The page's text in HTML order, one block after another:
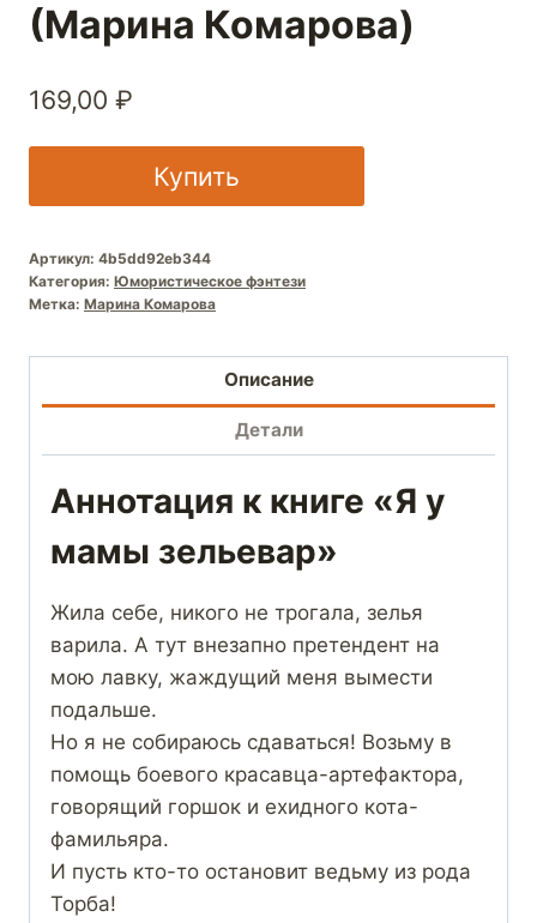
(Марина Комарова)
169,00 ₽
Купить
Артикул: 4b5dd92eb344
Категория: Юмористическое фэнтези
Метка: Марина Комарова
Описание
Детали
Аннотация к книге «Я у
мамы зельевар»
Жила себе, никого не трогала, зелья
варила. А тут внезапно претендент на
мою лавку, жаждущий меня вымести
подальше.
Но я не собираюсь сдаваться! Возьму в
помощь боевого красавца-артефактора,
говорящий горшок и ехидного кота-
фамильяра.
И пусть кто-то остановит ведьму из рода
Торба!